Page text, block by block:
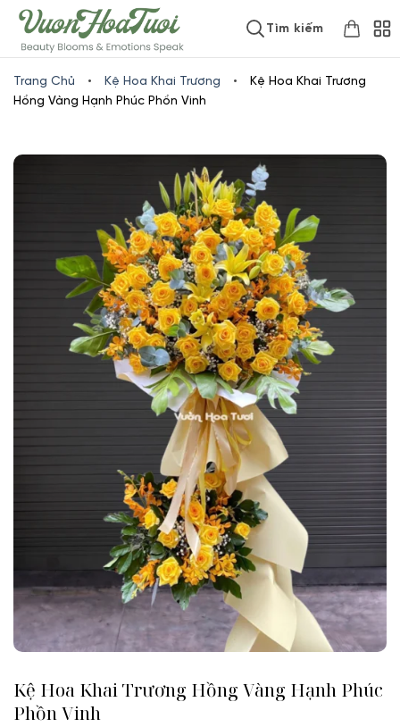
www.vuonhoatuoi.vnSkip
to
content
Tìm kiếm
Trang Chủ • Kệ Hoa Khai Trương •
Kệ Hoa Khai Trương
Hồng Vàng Hạnh Phúc Phồn Vinh
Kệ Hoa Khai Trương Hồng Vàng Hạnh Phúc
Phồn Vinh